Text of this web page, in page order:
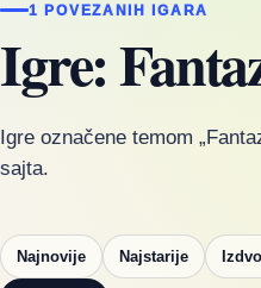
1 POVEZANIH IGARA
Igre:
Igre označene temom
sajta.
Najnovije Najstarije